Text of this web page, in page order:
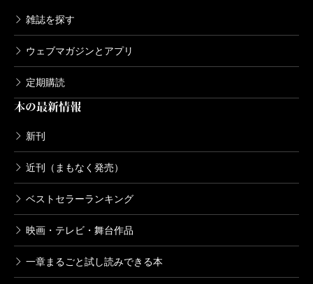
雑誌を探す
ウェブマガジンとアプリ
定期購読
本の最新情報
新刊
近刊（まもなく発売）
ベストセラーランキング
映画・テレビ・舞台作品
一章まるごと試し読みできる本